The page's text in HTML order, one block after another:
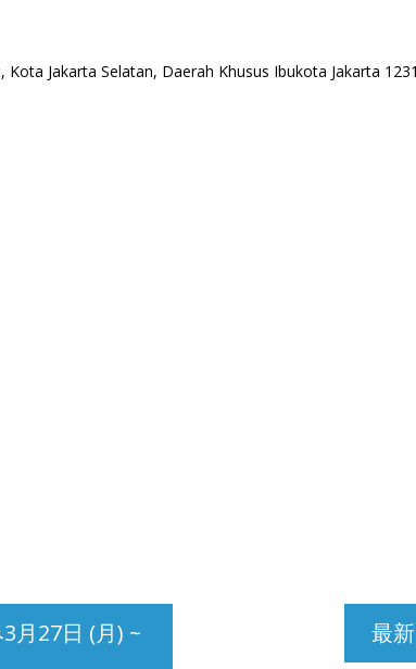
Kota Jakarta Selatan, Daerah Khusus Ibukota Jakarta
月27日 (月) ~
最